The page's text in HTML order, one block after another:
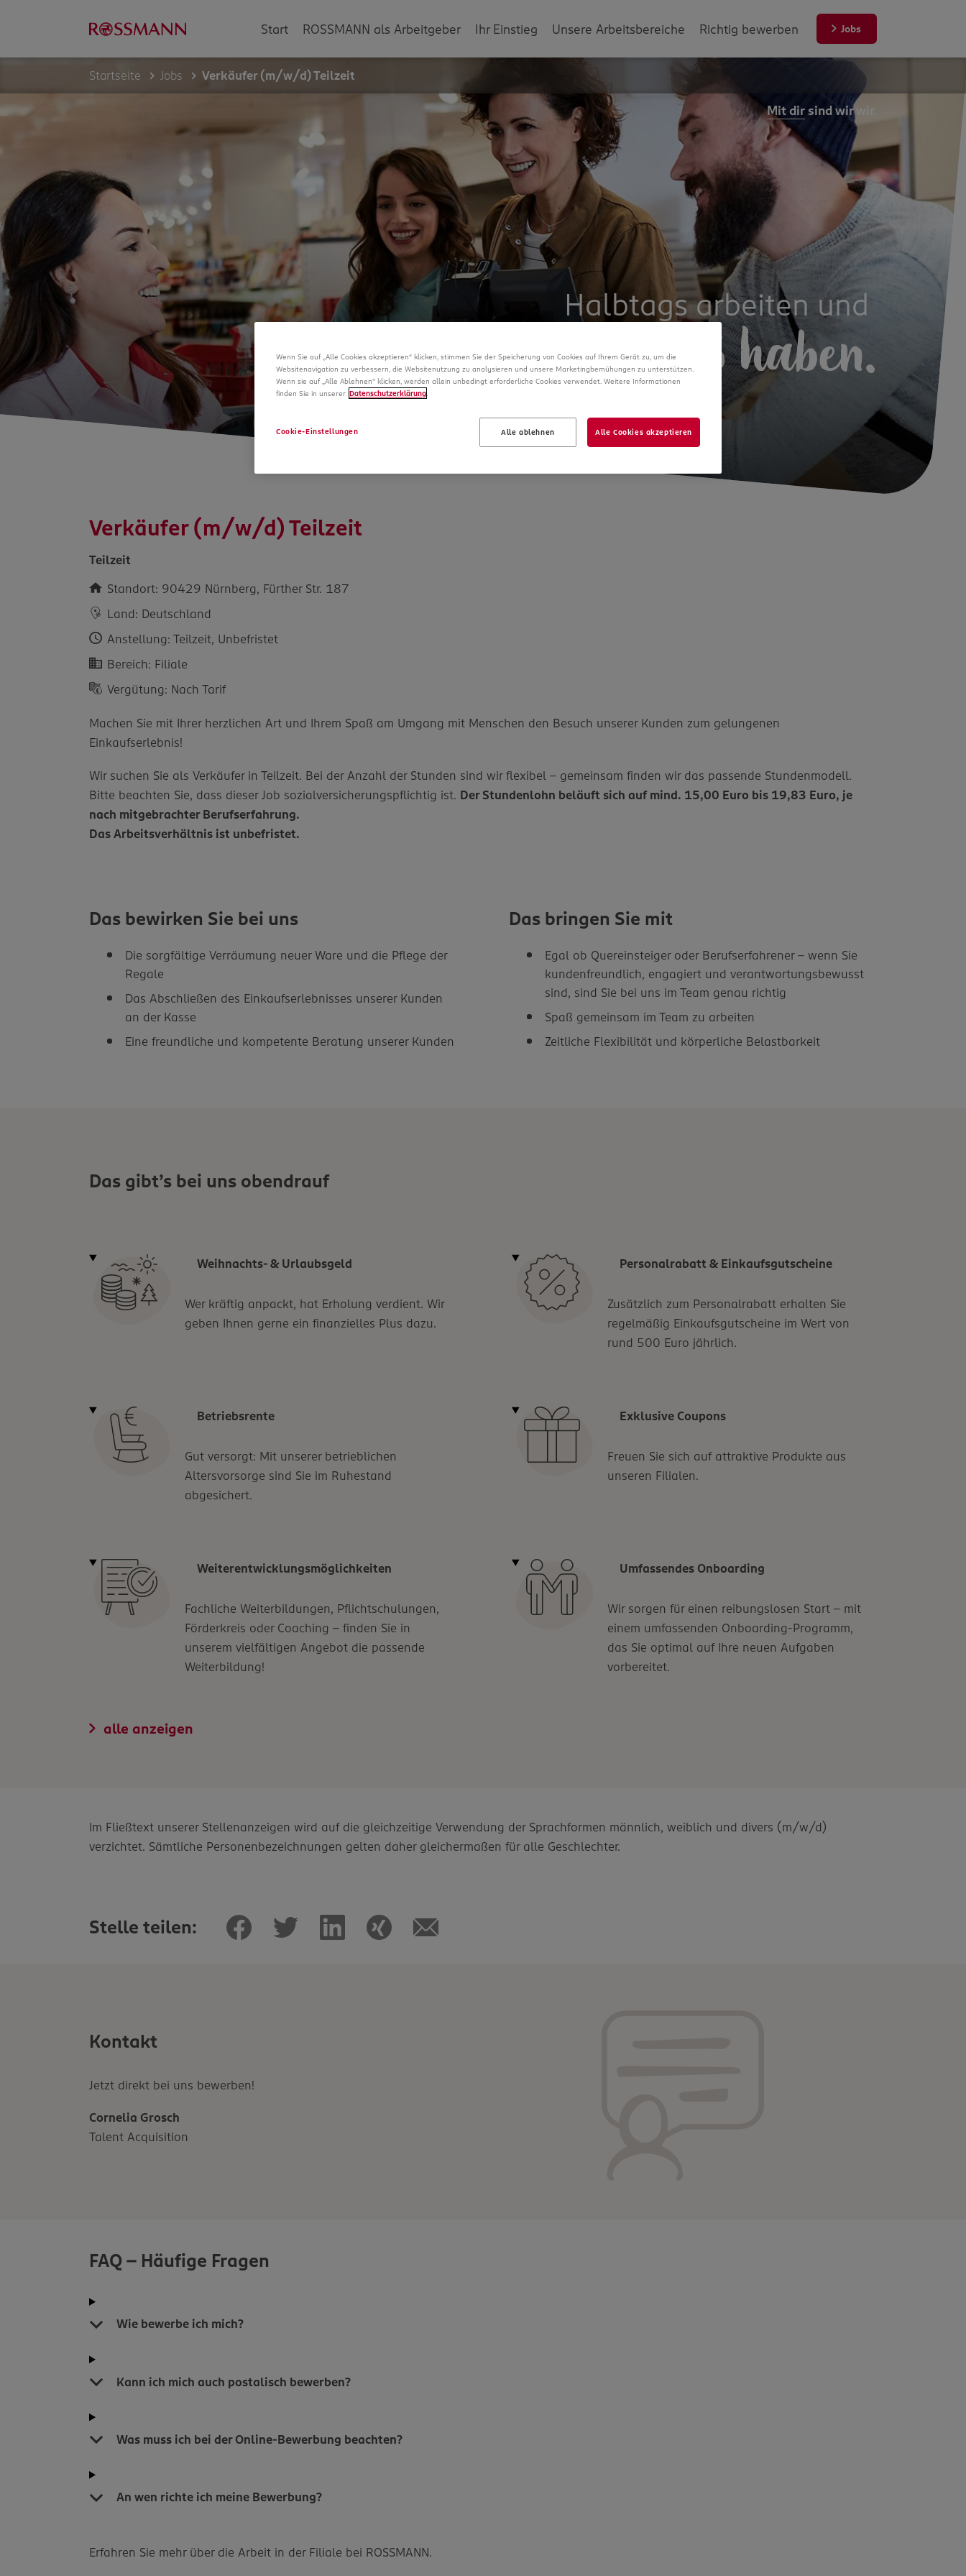
Start ROSSMANN als Arbeitgeber Ihr Einstieg Unsere Arbeitsbereiche Richtig bewerben Jobs
Startseite Jobs Verkäufer (m/w/d) Teilzeit
Mit dirsind wir wir.
Halbtags arbeiten und
Vollzeit Spaß haben.
Verkäufer (m/w/d) Teilzeit
Teilzeit
Standort: 90429 Nürnberg, Fürther Str. 187
Land: Deutschland
Anstellung: Teilzeit, Unbefristet
Bereich: Filiale
Vergütung: Nach Tarif
Machen Sie mit Ihrer herzlichen Art und Ihrem Spaß am Umgang mit Menschen den Besuch unserer Kunden zum gelungenen
Einkaufserlebnis!
Wir suchen Sie als Verkäufer in Teilzeit. Bei der Anzahl der Stunden sind wir flexibel – gemeinsam finden wir das passende Stundenmodell.
Bitte beachten Sie, dass dieser Job sozialversicherungspflichtig ist. Der Stundenlohn beläuft sich auf mind. 15,00 Euro bis 19,83 Euro, je
nach mitgebrachter Berufserfahrung.
Das Arbeitsverhältnis ist unbefristet.
Das bewirken Sie bei uns
Die sorgfältige Verräumung neuer Ware und die Pflege der
Regale
Das Abschließen des Einkaufserlebnisses unserer Kunden
an der Kasse
Eine freundliche und kompetente Beratung unserer Kunden
Das bringen Sie mit
Egal ob Quereinsteiger oder Berufserfahrener – wenn Sie
kundenfreundlich, engagiert und verantwortungsbewusst
sind, sind Sie bei uns im Team genau richtig
Spaß gemeinsam im Team zu arbeiten
Zeitliche Flexibilität und körperliche Belastbarkeit
Das gibt’s bei uns obendrauf
Weihnachts- & Urlaubsgeld
Wer kräftig anpackt, hat Erholung verdient. Wir
geben Ihnen gerne ein finanzielles Plus dazu.
Personalrabatt & Einkaufsgutscheine
Zusätzlich zum Personalrabatt erhalten Sie
regelmäßig Einkaufsgutscheine im Wert von
rund 500 Euro jährlich.
Betriebsrente
Gut versorgt: Mit unserer betrieblichen
Altersvorsorge sind Sie im Ruhestand
abgesichert.
Exklusive Coupons
Freuen Sie sich auf attraktive Produkte aus
unseren Filialen.
Weiterentwicklungsmöglichkeiten
Fachliche Weiterbildungen, Pflichtschulungen,
Förderkreis oder Coaching – finden Sie in
unserem vielfältigen Angebot die passende
Weiterbildung!
Umfassendes Onboarding
Wir sorgen für einen reibungslosen Start – mit
einem umfassenden Onboarding-Programm,
das Sie optimal auf Ihre neuen Aufgaben
vorbereitet.
alle anzeigen
Im Fließtext unserer Stellenanzeigen wird auf die gleichzeitige Verwendung der Sprachformen männlich, weiblich und divers (m/w/d)
verzichtet. Sämtliche Personenbezeichnungen gelten daher gleichermaßen für alle Geschlechter.
Stelle teilen:
Kontakt
Jetzt direkt bei uns bewerben!
Cornelia Grosch
Talent Acquisition
FAQ - Häufige Fragen
Wie bewerbe ich mich?
Kann ich mich auch postalisch bewerben?
Was muss ich bei der Online-Bewerbung beachten?
An wen richte ich meine Bewerbung?
Erfahren Sie mehr über die Arbeit in der Filiale bei ROSSMANN.
Wenn Sie auf „Alle Cookies akzeptieren“ klicken, stimmen Sie der Speicherung von Cookies auf Ihrem Gerät zu, um die
Websitenavigation zu verbessern, die Websitenutzung zu analysieren und unsere Marketingbemühungen zu unterstützen.
Wenn sie auf „Alle Ablehnen“ klicken, werden allein unbedingt erforderliche Cookies verwendet. Weitere Informationen
finden Sie in unserer Datenschutzerklärung.
Alle ablehnen Alle Cookies akzeptieren
Cookie-Einstellungen